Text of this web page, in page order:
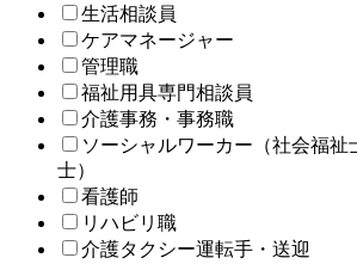
生活相談員
ケアマネージャー
管理職
福祉用具専門相談員
介護事務・事務職
ソーシャルワーカー（社会福祉
士）
看護師
リハビリ職
介護タクシー運転手・送迎